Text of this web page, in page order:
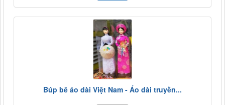
Búp bê áo dài Việt Nam - Áo dài truyền...